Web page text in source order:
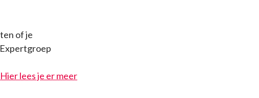
of je
Hier lees je er meer